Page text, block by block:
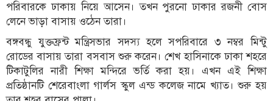
পরিবারকে ঢাকায় নিয়ে আসেন। তখন পুরনো ঢাকার রজনী বোস
লেনে ভাড়া বাসায় ওঠেন তারা।
বঙ্গবন্ধু যুক্তফ্রন্ট মন্ত্রিসভার সদস্য হলে সপরিবারে ৩ নম্বর মিন্টু
রোডের বাসায় তারা বসবাস শুরু করেন। শেখ হাসিনাকে ঢাকা শহরে
টিকাটুলির নারী শিক্ষা মন্দিরে ভর্তি করা হয়। এখন এই শিক্ষা
প্রতিষ্ঠানটি শেরেবাংলা গার্লস স্কুল এন্ড কলেজ নামে খ্যাত। শুরু হয়